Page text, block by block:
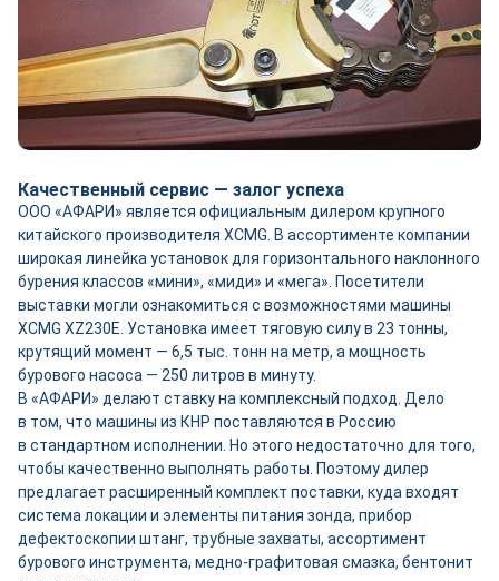
Качественный сервис — залог успеха
ООО «АФАРИ» является официальным дилером крупного
китайского производителя XCMG. В ассортименте компании
широкая линейка установок для горизонтального наклонного
бурения классов «мини», «миди» и «мега». Посетители
выставки могли ознакомиться с возможностями машины
XCMG ХZ230Е. Установка имеет тяговую силу в 23 тонны,
крутящий момент — 6,5 тыс. тонн на метр, а мощность
бурового насоса — 250 литров в минуту.
В «АФАРИ» делают ставку на комплексный подход. Дело
в том, что машины из КНР поставляются в Россию
в стандартном исполнении. Но этого недостаточно для того,
чтобы качественно выполнять работы. Поэтому дилер
предлагает расширенный комплект поставки, куда входят
система локации и элементы питания зонда, прибор
дефектоскопии штанг, трубные захваты, ассортимент
бурового инструмента, медно-­графитовая смазка, бентонит